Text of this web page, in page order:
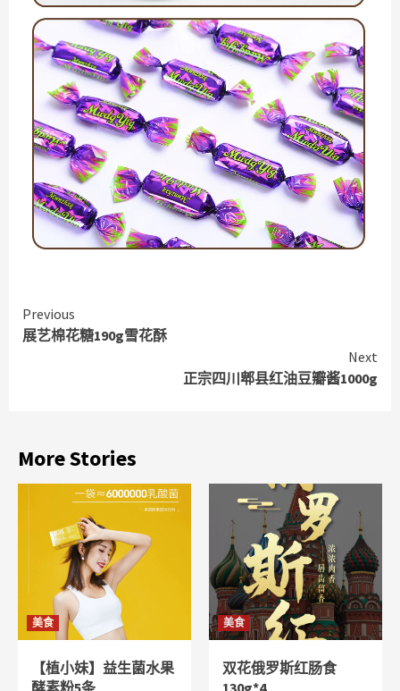
Continue
Reading
Previous
展艺棉花糖190g雪花酥
Next
正宗四川郫县红油豆瓣酱1000g
More Stories
美食
【植小妹】益生菌水果
美食
双花俄罗斯红肠食